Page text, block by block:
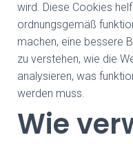
wird. Diese Cookies
ordnungsgemäß
machen, eine bessere
zu verstehen, wie die
analysieren, was
werden muss.
Wie